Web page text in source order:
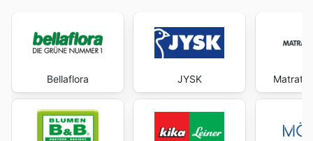
Bellaflora JYSK